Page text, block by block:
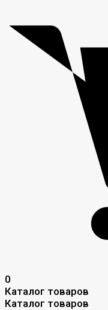
0
Каталог товаров
Каталог товаров